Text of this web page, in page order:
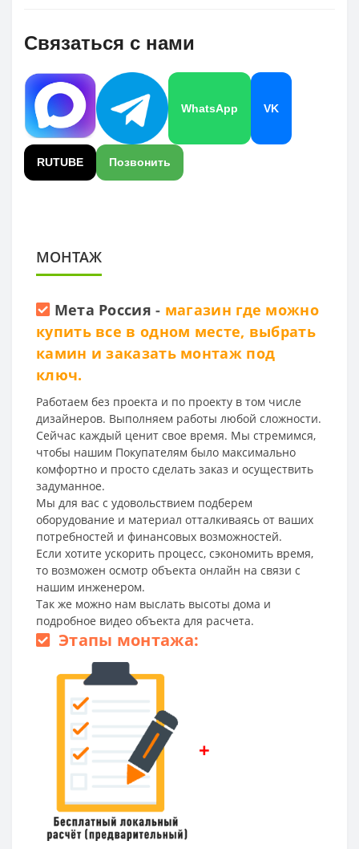
Связаться с нами
WhatsApp VK
RUTUBE Позвонить
МОНТАЖ
Мета Россия - магазин где можно
купить все в одном месте, выбрать
камин и заказать монтаж под
ключ.
Работаем без проекта и по проекту в том числе
дизайнеров. Выполняем работы любой сложности.
Сейчас каждый ценит свое время. Мы стремимся,
чтобы нашим Покупателям было максимально
комфортно и просто сделать заказ и осуществить
задуманное.
Мы для вас с удовольствием подберем
оборудование и материал отталкиваясь от ваших
потребностей и финансовых возможностей.
Если хотите ускорить процесс, сэкономить время,
то возможен осмотр объекта онлайн на связи с
нашим инженером.
Так же можно нам выслать высоты дома и
подробное видео объекта для расчета.
Этапы монтажа:
+